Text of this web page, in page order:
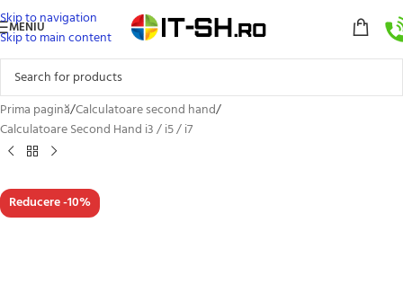
Skip to navigation
Skip to main content
MENIU
Prima pagină/Calculatoare second hand/
Calculatoare Second Hand i3 / i5 / i7
Reducere -10%